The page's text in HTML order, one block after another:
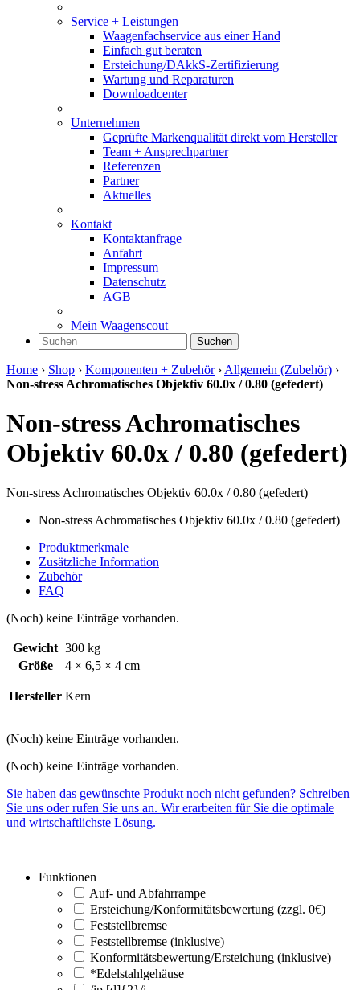
Service + Leistungen
Waagenfachservice aus einer Hand
Einfach gut beraten
Ersteichung/DAkkS-Zertifizierung
Wartung und Reparaturen
Downloadcenter
Unternehmen
Geprüfte Markenqualität direkt vom Hersteller
Team + Ansprechpartner
Referenzen
Partner
Aktuelles
Kontakt
Kontaktanfrage
Anfahrt
Impressum
Datenschutz
AGB
Mein Waagenscout
Suchen
Home › Shop › Komponenten + Zubehör› Allgemein (Zubehör) ›
Non-stress Achromatisches Objektiv 60.0x / 0.80 (gefedert)
Non-stress Achromatisches
Objektiv 60.0x / 0.80 (gefedert)
Non-stress Achromatisches Objektiv 60.0x / 0.80 (gefedert)
Non-stress Achromatisches Objektiv 60.0x / 0.80 (gefedert)
Produktmerkmale
Zusätzliche Information
Zubehör
FAQ
(Noch) keine Einträge vorhanden.
Gewicht 300 kg
Größe
4 × 6,5 × 4 cm
Hersteller Kern
(Noch) keine Einträge vorhanden.
(Noch) keine Einträge vorhanden.
Sie haben das gewünschte Produkt noch nicht gefunden? Schreiben
Sie uns oder rufen Sie uns an. Wir erarbeiten für Sie die optimale
und wirtschaftlichste Lösung.
Funktionen
Auf- und Abfahrrampe
Ersteichung/Konformitätsbewertung (zzgl. 0€)
Feststellbremse
Feststellbremse (inklusive)
Konformitätsbewertung/Ersteichung (inklusive)
*Edelstahlgehäuse